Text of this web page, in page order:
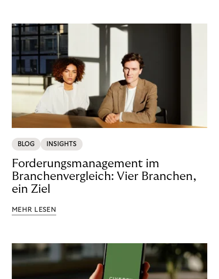
BLOG INSIGHTS
Forderungsmanagement im
Branchenvergleich: Vier Branchen,
ein Ziel
MEHR LESEN